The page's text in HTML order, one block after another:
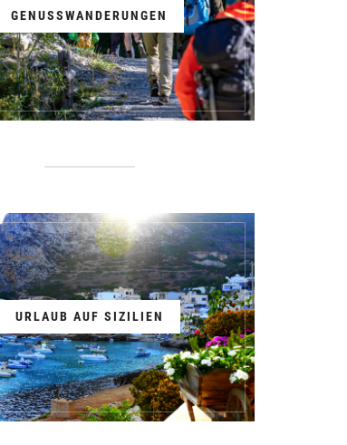
GENUSSWANDERUNGEN
URLAUB AUF SIZILIEN